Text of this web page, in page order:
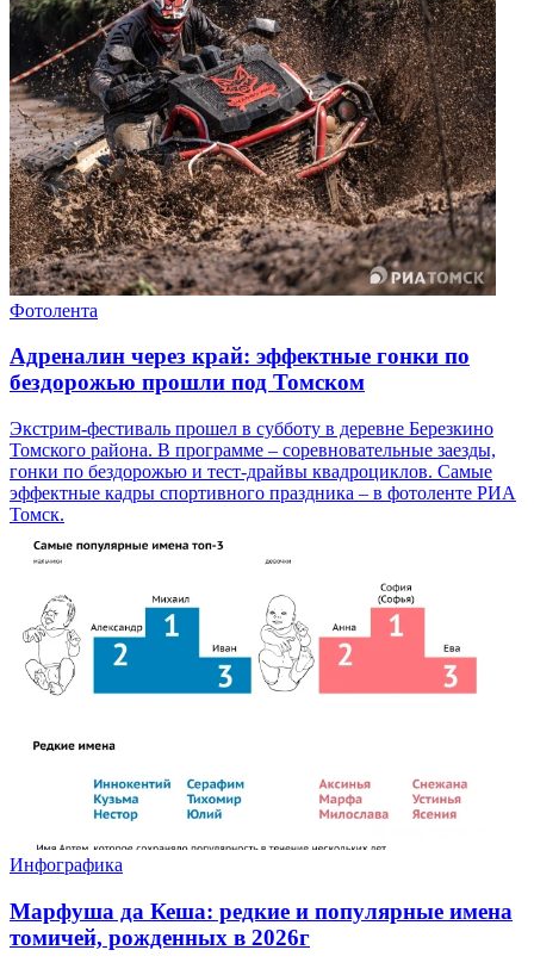
Фотолента
Адреналин через край: эффектные гонки по
бездорожью прошли под Томском
Экстрим-фестиваль прошел в субботу в деревне Березкино
Томского района. В программе – соревновательные заезды,
гонки по бездорожью и тест-драйвы квадроциклов. Самые
эффектные кадры спортивного праздника – в фотоленте РИА
Томск.
Инфографика
Марфуша да Кеша: редкие и популярные имена
томичей, рожденных в 2026г